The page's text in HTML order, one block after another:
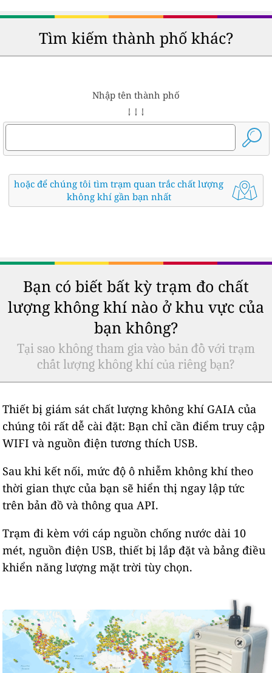
Tìm kiếm thành phố khác?
Nhập tên thành phố
↓ ↓ ↓
hoặc để chúng tôi tìm trạm quan trắc chất lượng
không khí gần bạn nhất
Bạn có biết bất kỳ trạm đo chất
lượng không khí nào ở khu vực của
bạn không?
Tại sao không tham gia vào bản đồ với trạm
chất lượng không khí của riêng bạn?
Thiết bị giám sát chất lượng không khí GAIA của
chúng tôi rất dễ cài đặt: Bạn chỉ cần điểm truy cập
WIFI và nguồn điện tương thích USB.
Sau khi kết nối, mức độ ô nhiễm không khí theo
thời gian thực của bạn sẽ hiển thị ngay lập tức
trên bản đồ và thông qua API.
Trạm đi kèm với cáp nguồn chống nước dài 10
mét, nguồn điện USB, thiết bị lắp đặt và bảng điều
khiển năng lượng mặt trời tùy chọn.